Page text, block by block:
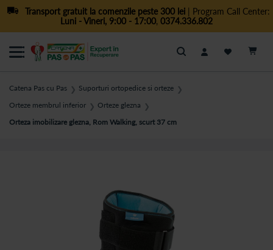
Transport gratuit la comenzile peste 300 lei| Program Call Center:
Luni - Vineri, 9:00 - 17:00, 0374.336.802
Cautare
Catena Pas cu Pas ❯ Suporturi ortopedice si orteze ❯
Orteze membrul inferior ❯ Orteze glezna ❯
Orteza imobilizare glezna, Rom Walking, scurt 37 cm